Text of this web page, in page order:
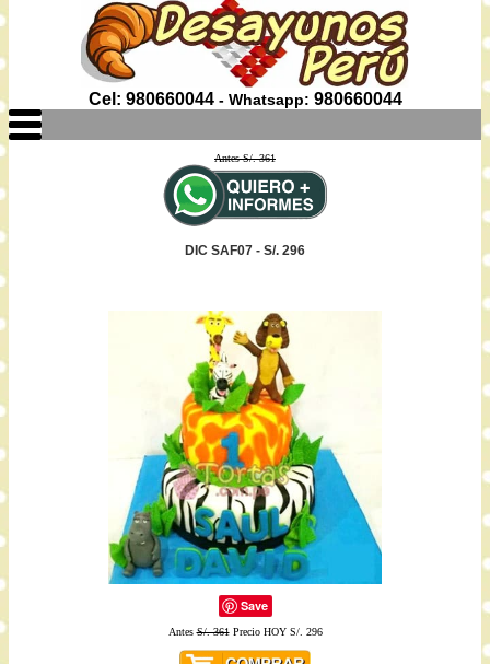
Cel: 980660044- Whatsapp: 980660044
Antes S/. 361
DIC SAF07 - S/. 296
Save
AntesS/. 361Precio HOY S/. 296